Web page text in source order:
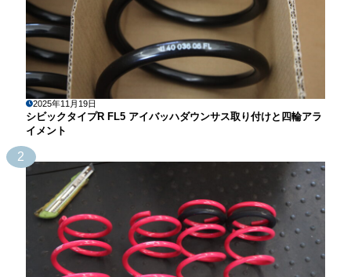
2025年11月19日
シビックタイプR FL5 アイバッハダウンサス取り付けと四輪アラ
イメント
2